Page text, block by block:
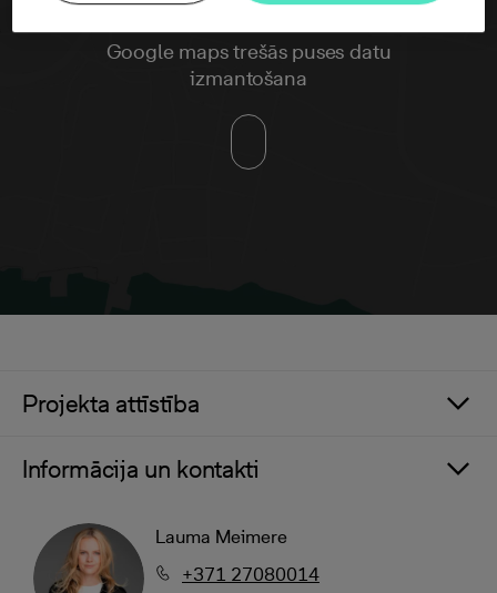
Google maps trešās puses datu
izmantošana
Projekta attīstība
Informācija un kontakti
Lauma Meimere
+371 27080014